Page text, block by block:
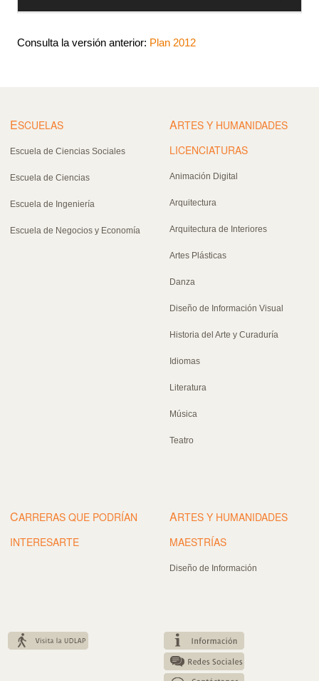
Consulta la versión anterior: Plan 2012
ESCUELAS
Escuela de Ciencias Sociales
Escuela de Ciencias
Escuela de Ingeniería
Escuela de Negocios y Economía
ARTES Y HUMANIDADES
LICENCIATURAS
Animación Digital
Arquitectura
Arquitectura de Interiores
Artes Plásticas
Danza
Diseño de Información Visual
Historia del Arte y Curaduría
Idiomas
Literatura
Música
Teatro
CARRERAS QUE PODRÍAN
INTERESARTE
ARTES Y HUMANIDADES
MAESTRÍAS
Diseño de Información